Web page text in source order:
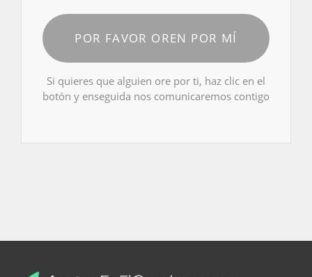
POR FAVOR OREN POR MÍ
Si quieres que alguien ore por ti, haz clic en el
botón y enseguida nos comunicaremos contigo